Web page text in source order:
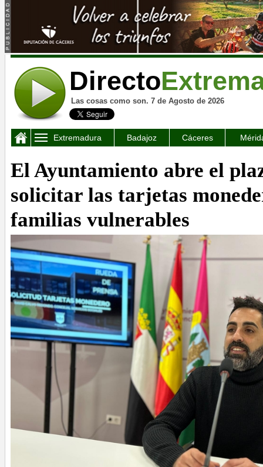
Directo
Las cosas como son. 7 de Agosto de 2026
Extremadura Badajoz Cáceres
El Ayuntamiento abre el
solicitar las tarjetas
familias vulnerables